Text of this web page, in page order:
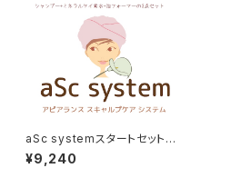
aSc systemスタートセット抗
がん剤治療中の頭皮ケア用シャ
ンプーセット
¥9,240